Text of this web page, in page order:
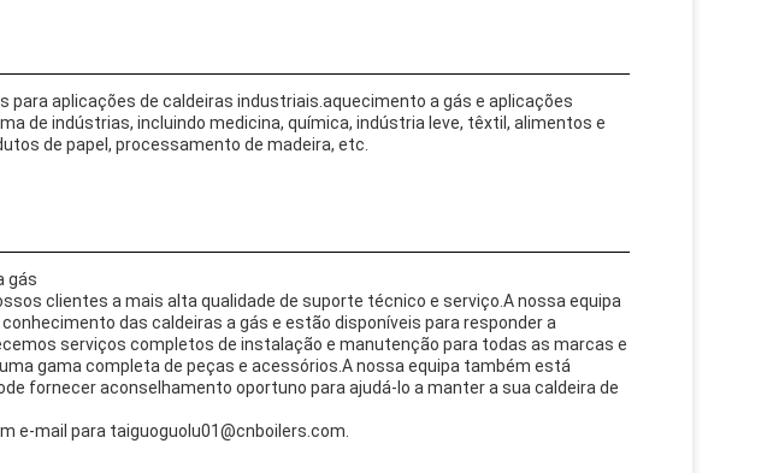
para aplicações de caldeiras industriais.aquecimento a gás e aplicações
de indústrias, incluindo medicina, química, indústria leve, têxtil, alimentos e
de papel, processamento de madeira, etc.
gás
clientes a mais alta qualidade de suporte técnico e serviço.A nossa equipa
das caldeiras a gás e estão disponíveis para responder a
serviços completos de instalação e manutenção para todas as marcas e
gama completa de peças e acessórios.A nossa equipa também está
fornecer aconselhamento oportuno para ajudá-lo a manter a sua caldeira de
e-mail para taiguoguolu01@cnboilers.com.